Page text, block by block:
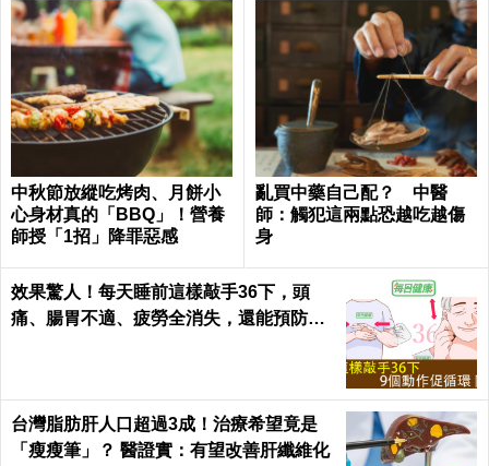
中秋節放縱吃烤肉、月餅小
心身材真的「BBQ」！營養
師授「1招」降罪惡感
亂買中藥自己配？ 中醫
師：觸犯這兩點恐越吃越傷
身
效果驚人！每天睡前這樣敲手36下，頭
痛、腸胃不適、疲勞全消失，還能預防腦
台灣脂肪肝人口超過3成！治療希望竟是
「瘦瘦筆」？ 醫證實：有望改善肝纖維化